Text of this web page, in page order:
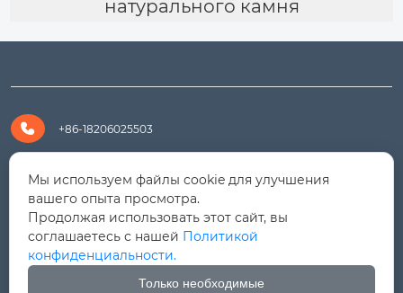
натурального камня
 +86-18206025503
 +8618206025503
 yanali@hualongm.com

351144, Китай, пров.Фуцзянь, г. Путянь, район Личэн,
промышленная зона Хуанши
Мы используем файлы cookie для улучшения
вашего опыта просмотра.
Продолжая использовать этот сайт, вы
соглашаетесь с нашей Политикой
конфиденциальности.
Только необходимые